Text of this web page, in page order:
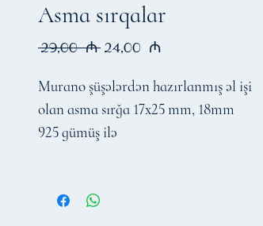
Asma sırqalar
29,00 ₼ Regular
24,00 ₼Sale
Murano şüşələrdən hazırlanmış əl işi
olan asma sırğa 17x25 mm, 18mm
925 gümüş ilə